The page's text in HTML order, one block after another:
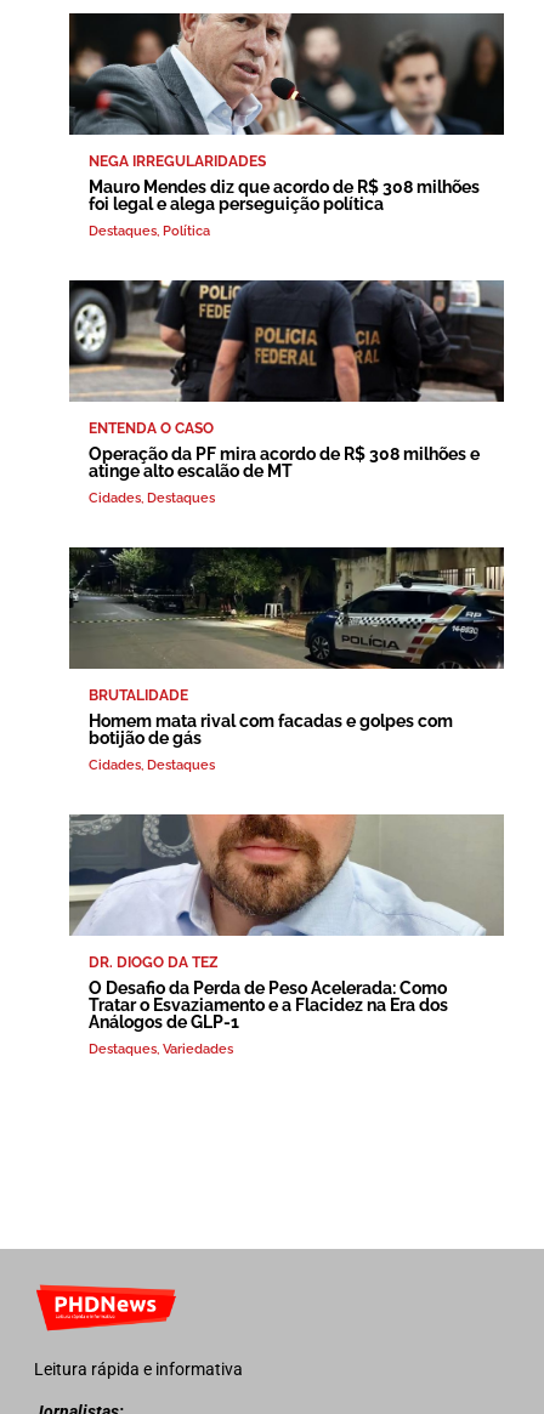
NEGA IRREGULARIDADES
Mauro Mendes diz que acordo de R$ 308 milhões
foi legal e alega perseguição política
Destaques Política
ENTENDA O CASO
Operação da PF mira acordo de R$ 308 milhões e
atinge alto escalão de MT
Cidades Destaques
BRUTALIDADE
Homem mata rival com facadas e golpes com
botijão de gás
Cidades Destaques
DR. DIOGO DA TEZ
O Desafio da Perda de Peso Acelerada: Como
Tratar o Esvaziamento e a Flacidez na Era dos
Análogos de GLP-1
Destaques Variedades
Leitura rápida e informativa